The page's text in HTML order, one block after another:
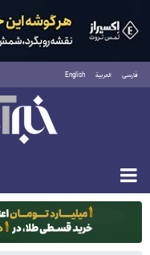
فارسی العربية English
دوشنبه ۱۹ مرداد ۱۴۰۵